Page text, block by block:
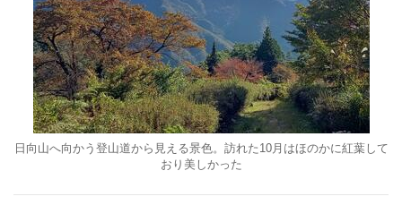
日向山へ向かう登山道から見える景色。訪れた10月はほのかに紅葉して
おり美しかった